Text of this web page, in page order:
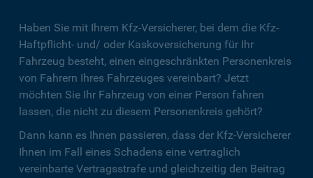
Haben Sie mit Ihrem Kfz-Versicherer, bei dem die Kfz-
Haftpflicht- und/ oder Kaskoversicherung für Ihr
Fahrzeug besteht, einen eingeschränkten Personenkreis
von Fahrern Ihres Fahrzeuges vereinbart? Jetzt
möchten Sie Ihr Fahrzeug von einer Person fahren
lassen, die nicht zu diesem Personenkreis gehört?
Dann kann es Ihnen passieren, dass der Kfz-Versicherer
Ihnen im Fall eines Schadens eine vertraglich
vereinbarte Vertragsstrafe und gleichzeitig den Beitrag